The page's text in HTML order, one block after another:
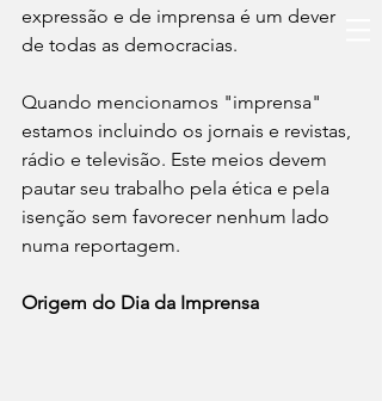
expressão e de imprensa é um dever
de todas as democracias.
Quando mencionamos "imprensa"
estamos incluindo os jornais e revistas,
rádio e televisão. Este meios devem
pautar seu trabalho pela ética e pela
isenção sem favorecer nenhum lado
numa reportagem.
Origem do Dia da Imprensa